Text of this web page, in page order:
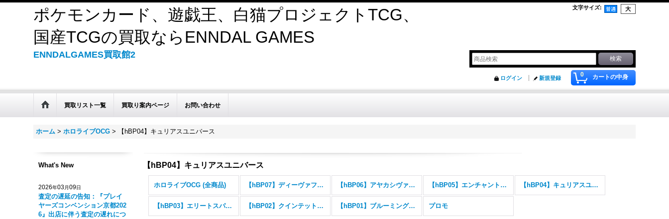
ポケモンカード、遊戯王、白猫プロジェクトTCG、
国産TCGの買取ならENNDAL GAMES
文字サイズ:
ENNDALGAMES買取館2
0 カートの中身
ログイン 新規登録
買取リスト一覧 買取り案内ページ お問い合わせ
ホーム > ホロライブOCG > 【hBP04】キュリアスユニバース
What's New
2026年03月09日
査定の遅延の告知：『プレイ
ヤーズコンベンション京都202
6』出店に伴う査定の遅れにつ
【hBP04】キュリアスユニバース
ホロライブOCG (全商品) 【hBP07】ディーヴァフィーバー 【hBP06】アヤカシヴァーミリオン 【hBP05】エンチャントレガリア 【hBP04】キュリアスユニバース
【hBP03】エリートスパーク 【hBP02】クインテットスペクトラム 【hBP01】ブルーミングレディアンス プロモ